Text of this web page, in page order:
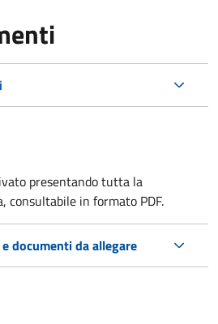
presentando tutta la
consultabile in formato PDF.
documenti da allegare